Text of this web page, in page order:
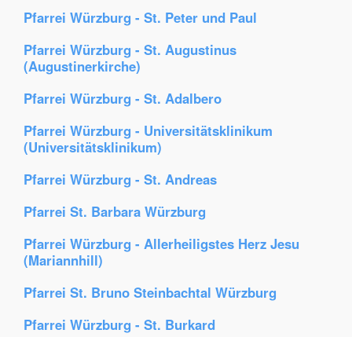
Pfarrei Würzburg - St. Peter und Paul
Pfarrei Würzburg - St. Augustinus
(Augustinerkirche)
Pfarrei Würzburg - St. Adalbero
Pfarrei Würzburg - Universitätsklinikum
(Universitätsklinikum)
Pfarrei Würzburg - St. Andreas
Pfarrei St. Barbara Würzburg
Pfarrei Würzburg - Allerheiligstes Herz Jesu
(Mariannhill)
Pfarrei St. Bruno Steinbachtal Würzburg
Pfarrei Würzburg - St. Burkard